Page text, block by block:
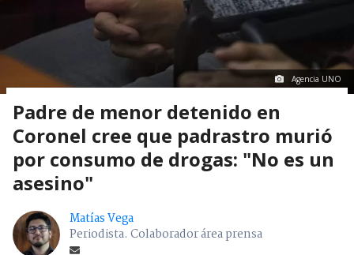
Agencia UNO
Padre de menor detenido en
Coronel cree que padrastro murió
por consumo de drogas: "No es un
asesino"
Matías Vega
Periodista. Colaborador área prensa